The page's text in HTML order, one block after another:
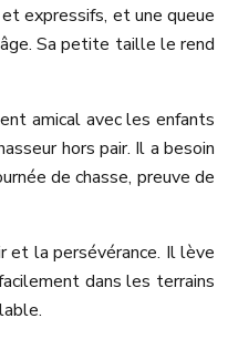
expressifs, et une queue
Sa petite taille le rend
amical avec les enfants
hors pair. Il a besoin
de chasse, preuve de
et la persévérance. Il lève
dans les terrains